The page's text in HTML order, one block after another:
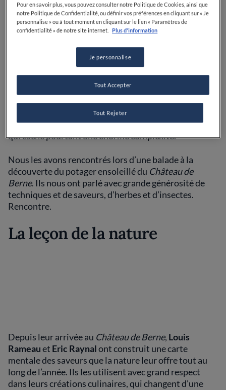
Arrivé auChâteau de Berne2016 après plusieurs
expériences internationales, le chef Rameau a pris les
manettes des cuisines du domaine en 2020. Ici, il
, lauréat du prixPassion Dessert
Michelin en 2020. Ensemble, ils proposent une
expérience gastronomique au plus près de la nature,
leur réservoir inépuisable d’inspiration. Les plantes
qui poussent dans le domaine sont mises à l'honneur
dans leurs créations salées et sucrées, ayant en
commun une grande lisibilité en termes de saveurs,
qui cache pourtant une énorme complexité.
Nous les avons rencontrés lors d’une balade à la
découverte du potager ensoleillé du Château de
Berne. Ils nous ont parlé avec grande générosité de
techniques et de saveurs, d’herbes et d’insectes.
Rencontre.
La leçon de la nature
Depuis leur arrivée au Château de Berne, Louis
Rameauet Eric Raynalont construit une carte
mentale des saveurs que la nature leur offre tout au
long de l’année. Ils les utilisent avec grand respect
dans leurs créations culinaires, qui changent d'une
Pour en savoir plus, vous pouvez consulter notre Politique de Cookies, ainsi que
notre Politique de Confidentialité, ou définir vos préférences en cliquant sur « Je
personnalise » ou à tout moment en cliquant sur le lien « Paramètres de
confidentialité » de notre site internet.
Plus d'information
Je personnalise
Tout Rejeter
Tout Accepter